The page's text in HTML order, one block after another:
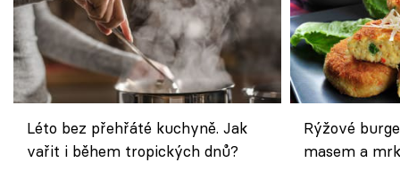
Léto bez přehřáté kuchyně. Jak
vařit i během tropických dnů?
Rýžové
masem a